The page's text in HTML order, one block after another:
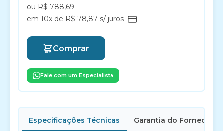
ou R$ 788,69
em 10x de R$ 78,87 s/ juros
Comprar
Fale com um Especialista
Especificações Técnicas Garantia do Fornecedor